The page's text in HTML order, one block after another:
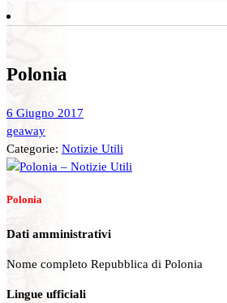
Polonia
6 Giugno 2017
geaway
Categorie: Notizie Utili
Polonia
Dati amministrativi
Nome completo Repubblica di Polonia
Lingue ufficiali